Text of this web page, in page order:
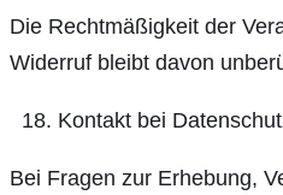
Die Rechtmäßigkeit der
Widerruf bleibt davon
Kontakt bei
Bei Fragen zur Erhebung,